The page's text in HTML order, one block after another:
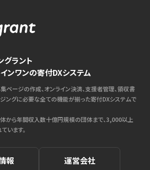
グラント
ンワンの寄付DXシステム
ページの作成、オンライン決済、支援者管理、領収書
ジングに必要な全ての機能が揃った寄付DXシステムで
から年間収入数十億円規模の団体まで、3,000以上
います。
報 運営会社